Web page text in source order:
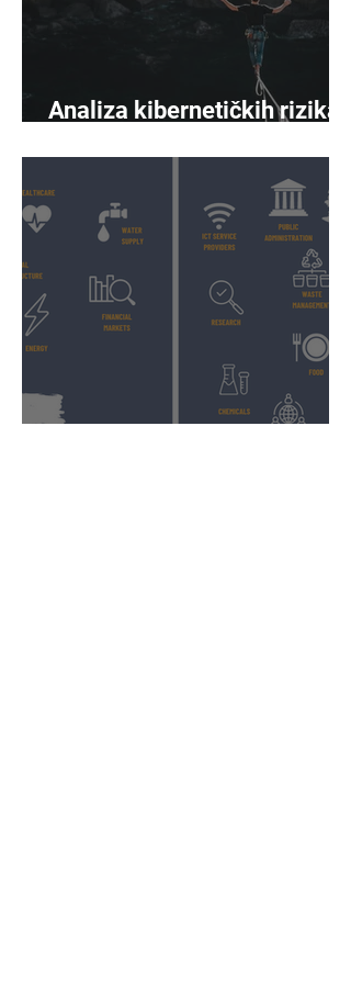
Analiza kibernetičkih rizika